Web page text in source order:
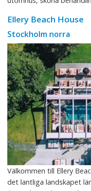
Ellery Beach House
Stockholm norra
Välkommen till Ellery
det lantliga landskapet